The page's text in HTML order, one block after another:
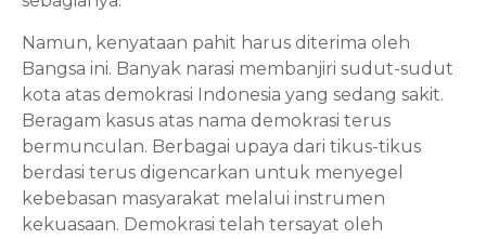
Namun, kenyataan pahit harus diterima oleh
Bangsa ini. Banyak narasi membanjiri sudut-sudut
kota atas demokrasi Indonesia yang sedang sakit.
Beragam kasus atas nama demokrasi terus
bermunculan. Berbagai upaya dari tikus-tikus
berdasi terus digencarkan untuk menyegel
kebebasan masyarakat melalui instrumen
kekuasaan. Demokrasi telah tersayat oleh